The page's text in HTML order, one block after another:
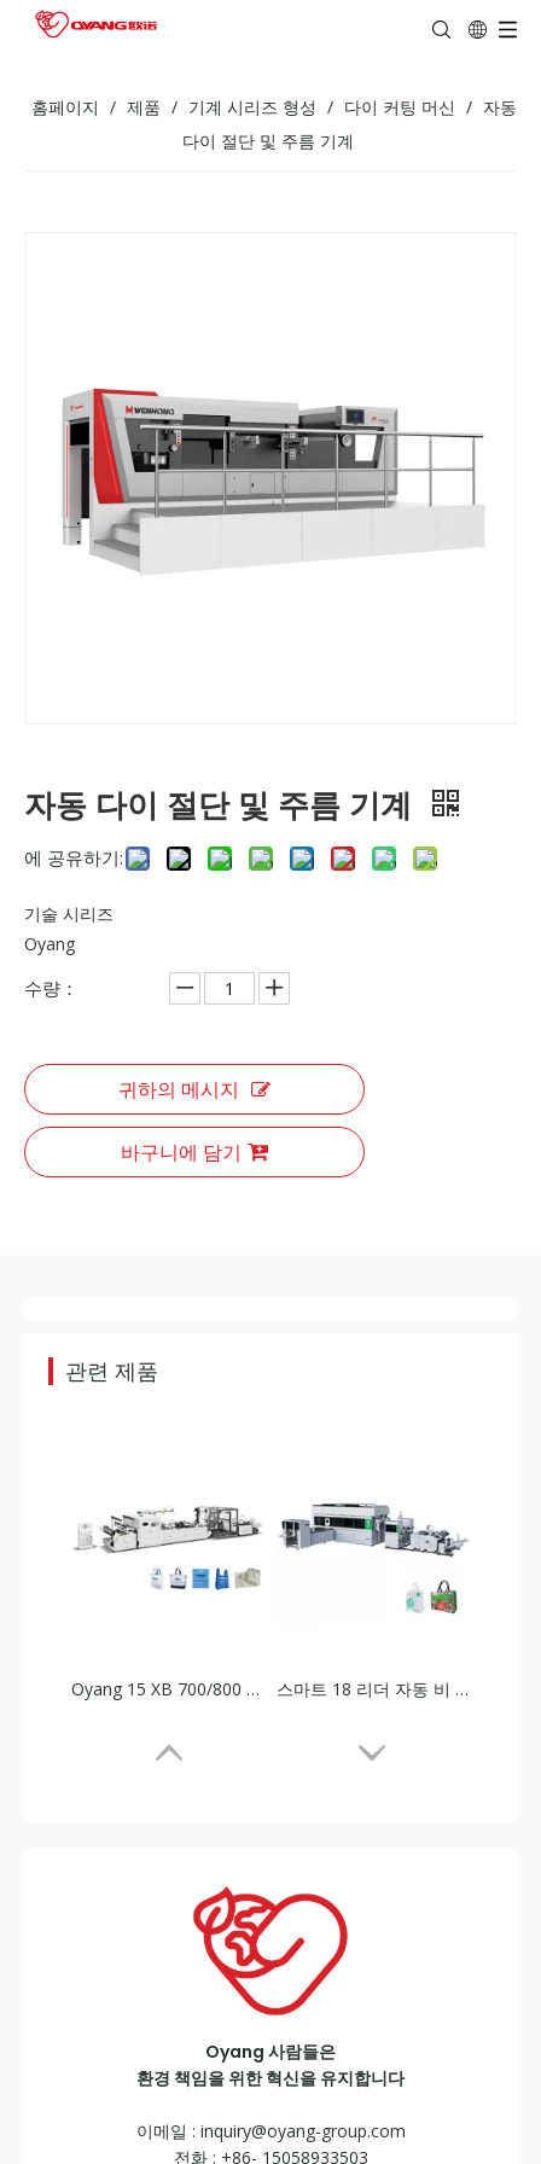
홈페이지 / 제품 / 기계 시리즈 형성 / 다이 커팅 머신 / 자동
다이 절단 및 주름 기계
자동 다이 절단 및 주름 기계
에 공유하기:
기술 시리즈
Oyang
수량：
귀하의 메시지
바구니에 담기
관련 제품
Oyang 17 리더 자동 비 직물 박스 백 제조 기계가있는 온라인 핸들
Oyang 사람들은
환경 책임을 위한 혁신을 유지합니다
이메일 : inquiry@oyang-group.com
전화 : +86- 15058933503